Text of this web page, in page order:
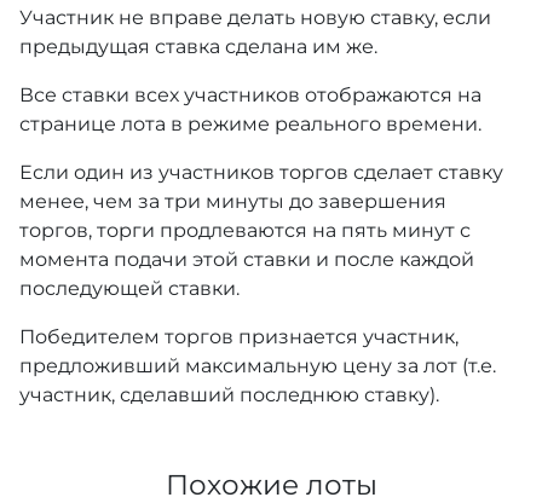
Участник не вправе делать новую ставку, если
предыдущая ставка сделана им же.
Все ставки всех участников отображаются на
странице лота в режиме реального времени.
Если один из участников торгов сделает ставку
менее, чем за три минуты до завершения
торгов, торги продлеваются на пять минут с
момента подачи этой ставки и после каждой
последующей ставки.
Победителем торгов признается участник,
предложивший максимальную цену за лот (т.е.
участник, сделавший последнюю ставку).
Похожие лоты